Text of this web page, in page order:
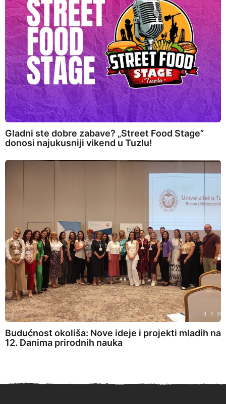
Gladni ste dobre zabave? „Street Food Stage”
donosi najukusniji vikend u Tuzlu!
Budućnost okoliša: Nove ideje i projekti mladih na
12. Danima prirodnih nauka